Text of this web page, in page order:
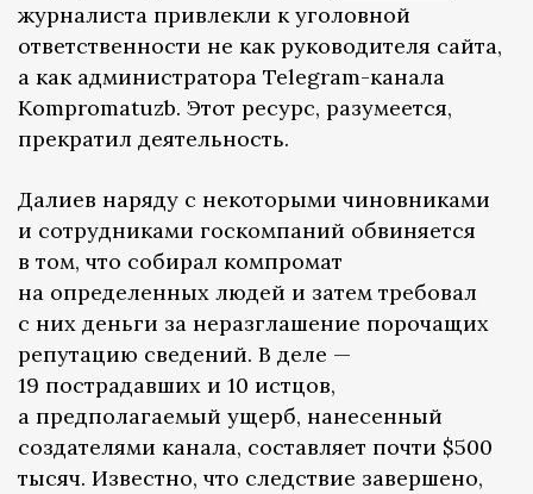
журналиста привлекли к уголовной
ответственности не как руководителя сайта,
а как администратора Telegram-канала
Kompromatuzb. Этот ресурс, разумеется,
прекратил деятельность.
Далиев наряду с некоторыми чиновниками
и сотрудниками госкомпаний обвиняется
в том, что собирал компромат
на определенных людей и затем требовал
с них деньги за неразглашение порочащих
репутацию сведений. В деле —
19 пострадавших и 10 истцов,
а предполагаемый ущерб, нанесенный
создателями канала, составляет почти $500
тысяч. Известно, что следствие завершено,